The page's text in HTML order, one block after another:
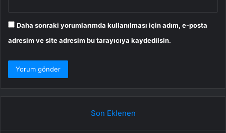
Daha sonraki yorumlarımda kullanılması için adım, e-posta
adresim ve site adresim bu tarayıcıya kaydedilsin.
Son Eklenen